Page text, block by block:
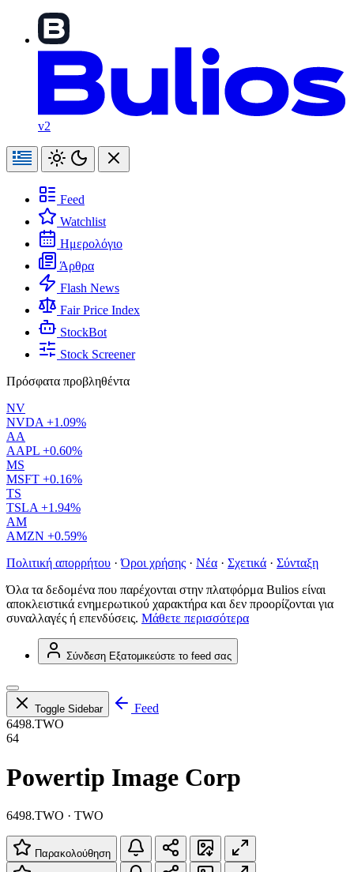
v2
Feed
Watchlist
Ημερολόγιο
Άρθρα
Flash News
Fair Price Index
StockBot
Stock Screener
Πρόσφατα προβληθέντα
NV
NVDA +1.09%
AA
AAPL +0.60%
MS
MSFT +0.16%
TS
TSLA +1.94%
AM
AMZN +0.59%
Πολιτική απορρήτου · Όροι χρήσης · Νέα · Σχετικά · Σύνταξη
Όλα τα δεδομένα που παρέχονται στην πλατφόρμα Bulios είναι
αποκλειστικά ενημερωτικού χαρακτήρα και δεν προορίζονται για
συναλλαγές ή επενδύσεις. Μάθετε περισσότερα
Σύνδεση Εξατομικεύστε το feed σας
Toggle Sidebar
Feed
6498.TWO
64
Powertip Image Corp
6498.TWO · TWO
Παρακολούθηση